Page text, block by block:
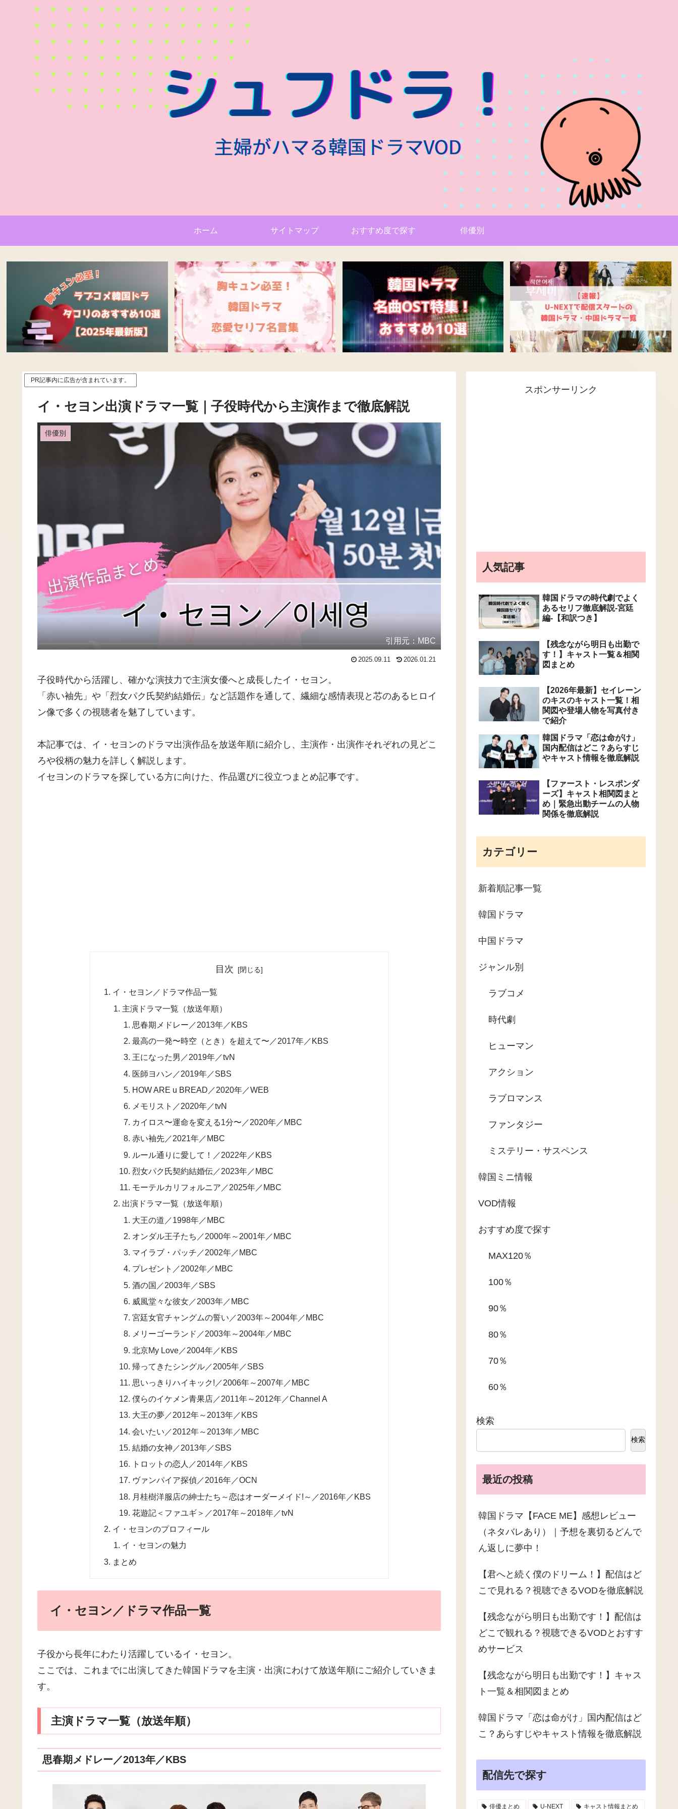
ホーム サイトマップ おすすめ度で探す 俳優別
PR記事内に広告が含まれています。
イ・セヨン出演ドラマ一覧｜子役時代から主演作まで徹底解説
俳優別
引用元：MBC
2025.09.11 2026.01.21
子役時代から活躍し、確かな演技力で主演女優へと成長したイ・セヨン。
「赤い袖先」や「烈女パク氏契約結婚伝」など話題作を通して、繊細な感情表現と芯のあるヒロイ
ン像で多くの視聴者を魅了しています。
本記事では、イ・セヨンのドラマ出演作品を放送年順に紹介し、主演作・出演作それぞれの見どこ
ろや役柄の魅力を詳しく解説します。
イセヨンのドラマを探している方に向けた、作品選びに役立つまとめ記事です。
目次
イ・セヨン／ドラマ作品一覧
主演ドラマ一覧（放送年順）
思春期メドレー／2013年／KBS
最高の一発〜時空（とき）を超えて〜／2017年／KBS
王になった男／2019年／tvN
医師ヨハン／2019年／SBS
HOW ARE u BREAD／2020年／WEB
メモリスト／2020年／tvN
カイロス〜運命を変える1分〜／2020年／MBC
赤い袖先／2021年／MBC
ルール通りに愛して！／2022年／KBS
烈女パク氏契約結婚伝／2023年／MBC
モーテルカリフォルニア／2025年／MBC
出演ドラマ一覧（放送年順）
大王の道／1998年／MBC
オンダル王子たち／2000年～2001年／MBC
マイラブ・パッチ／2002年／MBC
プレゼント／2002年／MBC
酒の国／2003年／SBS
威風堂々な彼女／2003年／MBC
宮廷女官チャングムの誓い／2003年～2004年／MBC
メリーゴーランド／2003年～2004年／MBC
北京My Love／2004年／KBS
帰ってきたシングル／2005年／SBS
思いっきりハイキック!／2006年～2007年／MBC
僕らのイケメン青果店／2011年～2012年／Channel A
大王の夢／2012年～2013年／KBS
会いたい／2012年～2013年／MBC
結婚の女神／2013年／SBS
トロットの恋人／2014年／KBS
ヴァンパイア探偵／2016年／OCN
月桂樹洋服店の紳士たち～恋はオーダーメイド!～／2016年／KBS
花遊記＜ファユギ＞／2017年～2018年／tvN
イ・セヨンのプロフィール
イ・セヨンの魅力
まとめ
イ・セヨン／ドラマ作品一覧
子役から長年にわたり活躍しているイ・セヨン。
ここでは、これまでに出演してきた韓国ドラマを主演・出演にわけて放送年順にご紹介していきま
す。
主演ドラマ一覧（放送年順）
思春期メドレー／2013年／KBS
スポンサーリンク
人気記事
韓国ドラマの時代劇でよく
あるセリフ徹底解説-宮廷
編-【和訳つき】
【残念ながら明日も出勤で
す！】キャスト一覧＆相関
図まとめ
【2026年最新】セイレーン
のキスのキャスト一覧！相
関図や登場人物を写真付き
で紹介
韓国ドラマ「恋は命がけ」
国内配信はどこ？あらすじ
やキャスト情報を徹底解説
【ファースト・レスポンダ
ーズ】キャスト相関図まと
め｜緊急出動チームの人物
関係を徹底解説
カテゴリー
新着順記事一覧
韓国ドラマ
中国ドラマ
ジャンル別
ラブコメ
時代劇
ヒューマン
アクション
ラブロマンス
ファンタジー
ミステリー・サスペンス
韓国ミニ情報
VOD情報
おすすめ度で探す
MAX120％
100％
90％
80％
70％
60％
検索
検索
最近の投稿
韓国ドラマ【FACE ME】感想レビュー
（ネタバレあり）｜予想を裏切るどんで
ん返しに夢中！
【君へと続く僕のドリーム！】配信はど
こで見れる？視聴できるVODを徹底解説
【残念ながら明日も出勤です！】配信は
どこで観れる？視聴できるVODとおすす
めサービス
【残念ながら明日も出勤です！】キャス
ト一覧＆相関図まとめ
韓国ドラマ「恋は命がけ」国内配信はど
こ？あらすじやキャスト情報を徹底解説
配信先で探す
俳優まとめ U-NEXT キャスト情報まとめ